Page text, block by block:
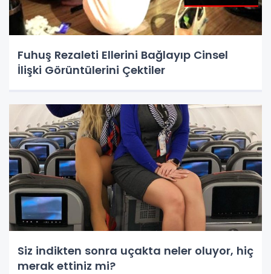
Fuhuş Rezaleti Ellerini Bağlayıp Cinsel
İlişki Görüntülerini Çektiler
Siz indikten sonra uçakta neler oluyor, hiç
merak ettiniz mi?